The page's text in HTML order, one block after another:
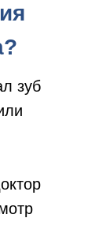
зуб